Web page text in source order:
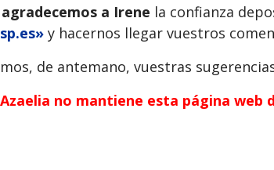
a Irene la confianza
y hacernos llegar vuestros
de antemano, vuestras
no mantiene esta página web